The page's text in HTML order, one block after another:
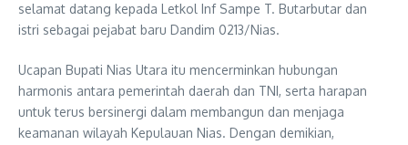
selamat datang kepada Letkol Inf Sampe T. Butarbutar dan
istri sebagai pejabat baru Dandim 0213/Nias.
Ucapan Bupati Nias Utara itu mencerminkan hubungan
harmonis antara pemerintah daerah dan TNI, serta harapan
untuk terus bersinergi dalam membangun dan menjaga
keamanan wilayah Kepulauan Nias. Dengan demikian,